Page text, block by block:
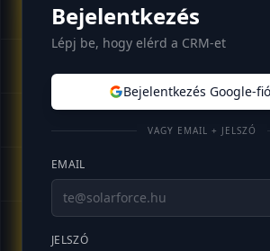
Bejelentkezés
Lépj be, hogy elérd a CRM-et
Bejelentkezés Google-
VAGY EMAIL + JELSZÓ
EMAIL
JELSZÓ